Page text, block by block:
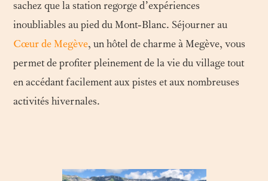
sachez que la station regorge d’expériences
inoubliables au pied du Mont-Blanc. Séjourner au
Cœur de Megève, unhôtel de charme à Megève, vous
permet de profiter pleinement de la vie du village tout
en accédant facilement aux pistes et aux nombreuses
activités hivernales.